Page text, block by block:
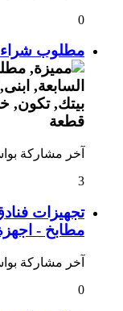
0
مطلوب شراء
آخر مشاركة
3
تجهيزات
مطابخ - اجهزة
آخر مشاركة
0